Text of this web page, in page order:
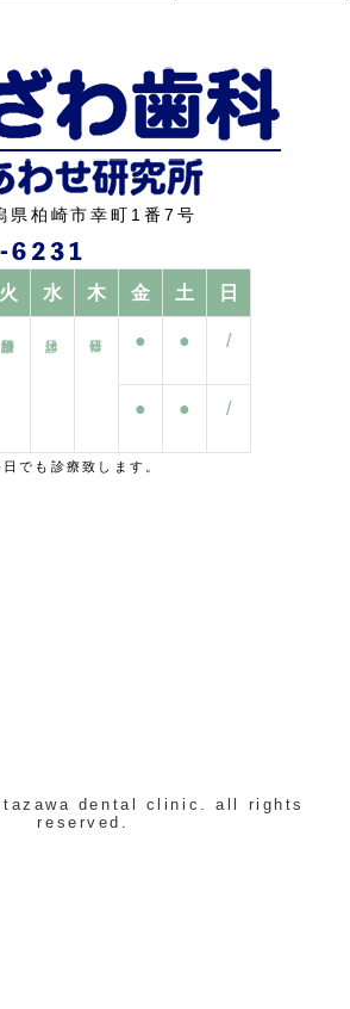
柏崎市幸町1番7号
6231
火 水 木 金 土 日
● ● /
● ● /
でも診療致します。
dental clinic. all rights
reserved.